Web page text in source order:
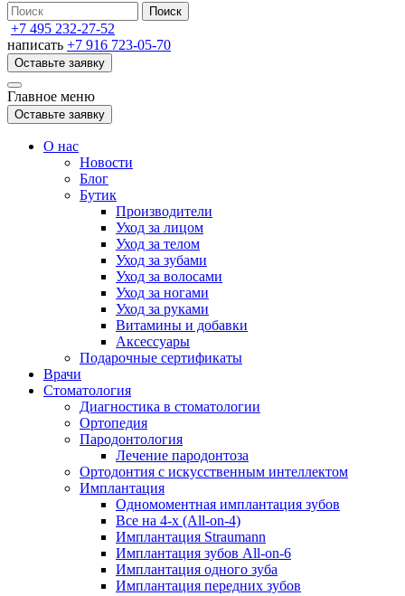
+7 495 232-27-52
написать +7 916 723-05-70
Оставьте заявку
Главное меню
Оставьте заявку
О нас
Новости
Блог
Бутик
Производители
Уход за лицом
Уход за телом
Уход за зубами
Уход за волосами
Уход за ногами
Уход за руками
Витамины и добавки
Аксессуары
Подарочные сертификаты
Врачи
Стоматология
Диагностика в стоматологии
Ортопедия
Пародонтология
Лечение пародонтоза
Ортодонтия с искусственным интеллектом
Имплантация
Одномоментная имплантация зубов
Все на 4-х (All-on-4)
Имплантация Straumann
Имплантация зубов All-on-6
Имплантация одного зуба
Имплантация передних зубов